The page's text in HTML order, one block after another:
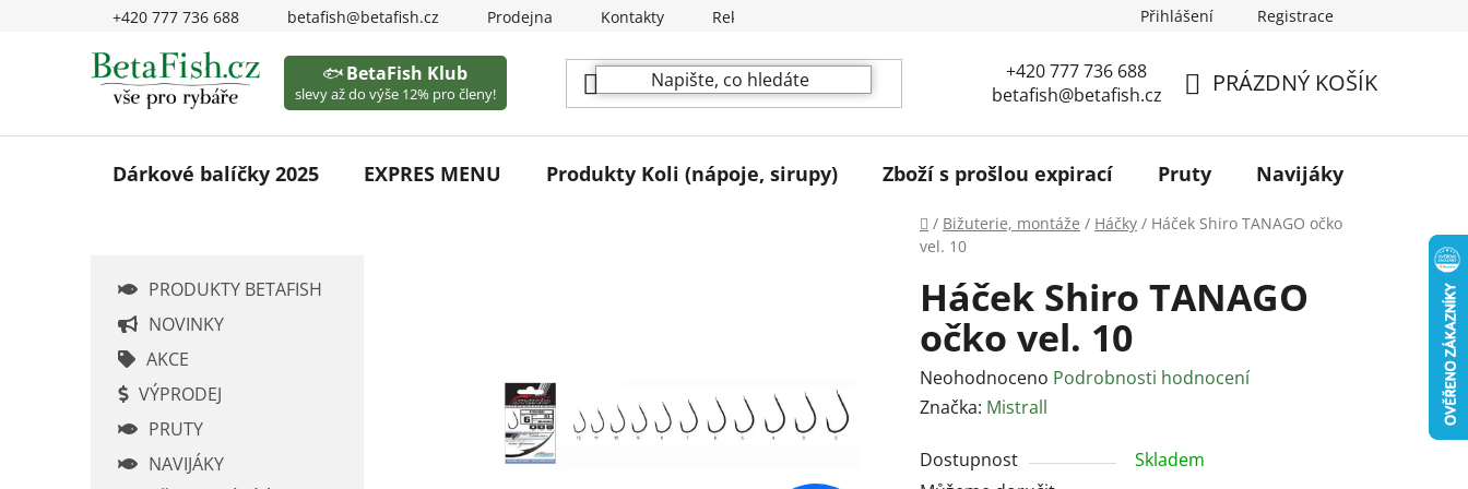
+420 777 736 688 betafish@betafish.cz Prodejna Kontakty Reklamační podmínky Přihlášení Registrace
KOŠÍK
PRÁZDNÝ KOŠÍK
+420 777 736 688
betafish@betafish.cz
🐟BetaFish Klub
slevy až do výše 12% pro členy!
Dárkové balíčky 2025 EXPRES MENU Produkty Koli (nápoje, sirupy) Zboží s prošlou expirací Pruty Navijáky
Domů
/ Bižuterie, montáže / Háčky / Háček Shiro TANAGO očko
vel. 10
PRODUKTY BETAFISH
NOVINKY
AKCE
VÝPRODEJ
PRUTY
NAVIJÁKY
Háček Shiro TANAGO
očko vel. 10
Průměrné
hodnocení
je
Neohodnoceno Podrobnosti hodnocení
Značka: Mistrall
Dostupnost
Skladem